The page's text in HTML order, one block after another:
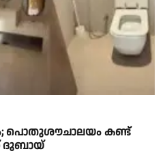
പൊതുശൗചാലയം കണ്ട്
ദുബായ്